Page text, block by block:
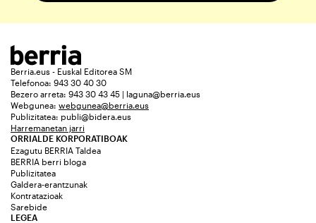
Berria.eus - Euskal Editorea SM
Telefonoa: 943 30 40 30
Bezero arreta: 943 30 43 45 | laguna@berria.eus
Webgunea: webgunea@berria.eus
Publizitatea: publi@bidera.eus
Harremanetan jarri
ORRIALDE KORPORATIBOAK
Ezagutu BERRIA Taldea
BERRIA berri bloga
Publizitatea
Galdera-erantzunak
Kontratazioak
Sarebide
LEGEA